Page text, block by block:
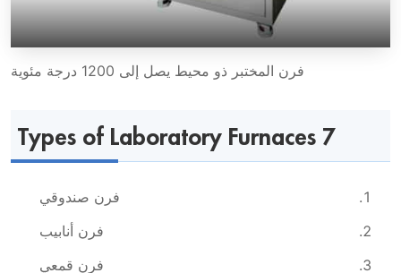
فرن المختبر ذو محيط يصل إلى 1200 درجة مئوية
7 Types of Laboratory Furnaces
فرن صندوقي
فرن أنابيب
فرن قمعي